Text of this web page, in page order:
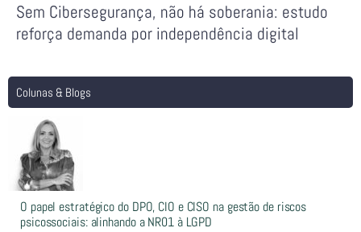
Sem Cibersegurança, não há soberania: estudo
reforça demanda por independência digital
Colunas & Blogs
O papel estratégico do DPO, CIO e CISO na gestão de riscos
psicossociais: alinhando a NR01 à LGPD